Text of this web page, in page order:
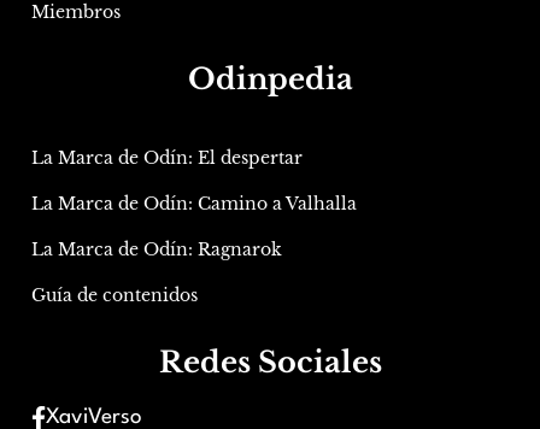
Miembros
Odinpedia
La Marca de Odín: El despertar
La Marca de Odín: Camino a Valhalla
La Marca de Odín: Ragnarok
Guía de contenidos
Redes Sociales
XaviVerso